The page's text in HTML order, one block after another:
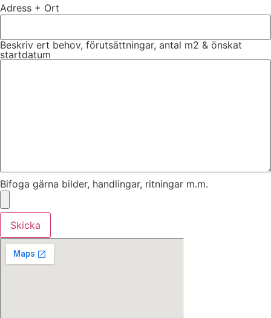
Adress + Ort
Beskriv ert behov, förutsättningar, antal m2 & önskat
startdatum
Bifoga gärna bilder, handlingar, ritningar m.m.
Skicka